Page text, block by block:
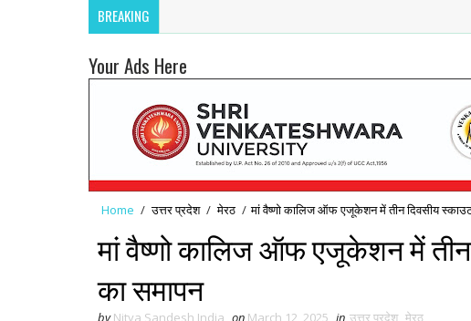
BREAKING
Your Ads Here
Home / उत्तर प्रदेश / मेरठ / मां वैष्णो कालिज ऑफ एजूकेशन में तीन दिवसीय
मां वैष्णो कालिज ऑफ एजूकेशन में
का समापन
by Nitya Sandesh India on March 12, 2025 in उत्तर प्रदेश, मेरठ